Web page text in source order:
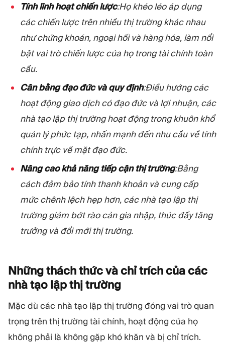
Tính linh hoạt chiến lược:Họ khéo léo áp dụng
các chiến lược trên nhiều thị trường khác nhau
như chứng khoán, ngoại hối và hàng hóa, làm nổi
bật vai trò chiến lược của họ trong tài chính toàn
cầu.
Cân bằng đạo đức và quy định:Điều hướng các
hoạt động giao dịch có đạo đức và lợi nhuận, các
nhà tạo lập thị trường hoạt động trong khuôn khổ
quản lý phức tạp, nhấn mạnh đến nhu cầu về tính
chính trực về mặt đạo đức.
Nâng cao khả năng tiếp cận thị trường:Bằng
cách đảm bảo tính thanh khoản và cung cấp
mức chênh lệch hẹp hơn, các nhà tạo lập thị
trường giảm bớt rào cản gia nhập, thúc đẩy tăng
trưởng và đổi mới thị trường.
Những thách thức và chỉ trích của các
nhà tạo lập thịtrường
Mặc dù các nhà tạo lập thị trường đóng vai trò quan
trọng trên thị trường tài chính, hoạt động của họ
không phải là không gặp khó khăn và bị chỉ trích.